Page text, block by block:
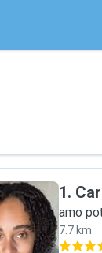
C
1.
amo
7.7 km